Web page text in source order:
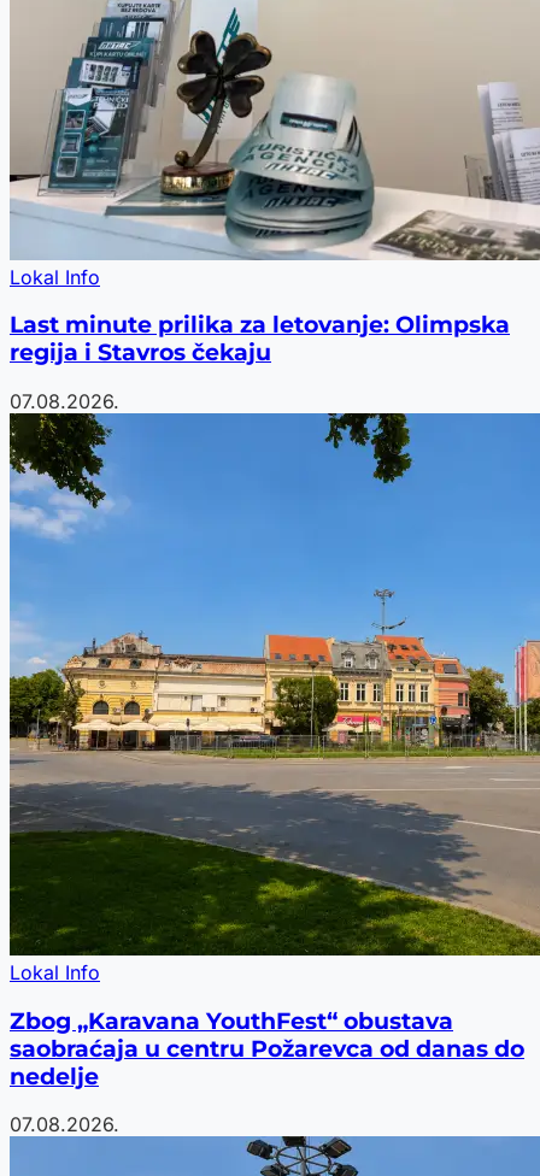
Lokal Info
Last minute prilika za letovanje: Olimpska
regija i Stavros čekaju
07.08.2026.
Lokal Info
Zbog „Karavana YouthFest“ obustava
saobraćaja u centru Požarevca od danas do
nedelje
07.08.2026.